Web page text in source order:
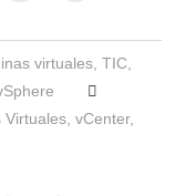
virtuales, TIC,
Virtuales ,vCenter,